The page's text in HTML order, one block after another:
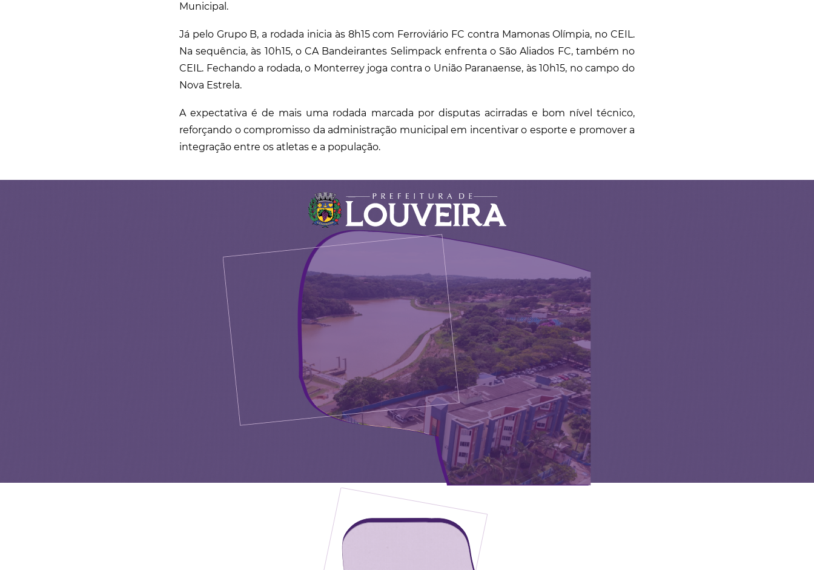
Municipal.
Já pelo Grupo B, a rodada inicia às 8h15 com Ferroviário FC contra Mamonas Olímpia, no CEIL.
Na sequência, às 10h15, o CA Bandeirantes Selimpack enfrenta o São Aliados FC, também no
CEIL. Fechando a rodada, o Monterrey joga contra o União Paranaense, às 10h15, no campo do
Nova Estrela.
A expectativa é de mais uma rodada marcada por disputas acirradas e bom nível técnico,
reforçando o compromisso da administração municipal em incentivar o esporte e promover a
integração entre os atletas e a população.